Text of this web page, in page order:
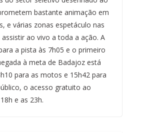
bastante animação em
e várias zonas espetáculo nas
ao vivo a toda a ação. A
a pista às 7h05 e o primeiro
à meta de Badajoz está
para as motos e 15h42 para
o acesso gratuito ao
e as 23h.